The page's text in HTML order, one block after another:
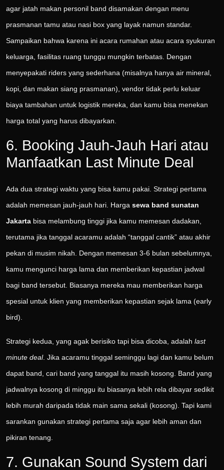
agar jatah makan personil band disamakan dengan menu
prasmanan tamu atau nasi box yang layak namun standar.
Sampaikan bahwa karena ini acara rumahan atau acara syukuran
keluarga, fasilitas ruang tunggu mungkin terbatas. Dengan
menyepakati riders yang sederhana (misalnya hanya air mineral,
kopi, dan makan siang prasmanan), vendor tidak perlu keluar
biaya tambahan untuk logistik mereka, dan kamu bisa menekan
harga total yang harus dibayarkan.
6. Booking Jauh-Jauh Hari atau
Manfaatkan Last Minute Deal
Ada dua strategi waktu yang bisa kamu pakai. Strategi pertama
adalah memesan jauh-jauh hari. Harga sewa band sunatan
Jakarta bisa melambung tinggi jika kamu memesan dadakan,
terutama jika tanggal acaramu adalah “tanggal cantik” atau akhir
pekan di musim nikah. Dengan memesan 3-6 bulan sebelumnya,
kamu mengunci harga lama dan memberikan kepastian jadwal
bagi band tersebut. Biasanya mereka mau memberikan harga
spesial untuk klien yang memberikan kepastian sejak lama (early
bird).
Strategi kedua, yang agak berisiko tapi bisa dicoba, adalah last
minute deal. Jika acaramu tinggal seminggu lagi dan kamu belum
dapat band, cari band yang tanggal itu masih kosong. Band yang
jadwalnya kosong di minggu itu biasanya lebih rela dibayar sedikit
lebih murah daripada tidak main sama sekali (kosong). Tapi kami
sarankan gunakan strategi pertama saja agar lebih aman dan
pikiran tenang.
7. Gunakan Sound System dari